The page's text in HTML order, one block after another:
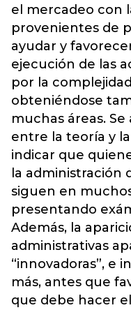
el mercadeo con
provenientes de
ayudar y
ejecución de las
por la
obteniéndose
muchas áreas.
entre la teoría y
indicar que
la administración
siguen en
presentando
Además, la
administrativas
“innovadoras”, e
más, antes que
que debe hacer